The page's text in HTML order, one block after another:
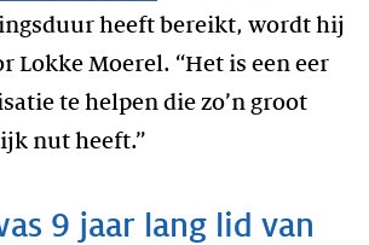
heeft bereikt, wordt hij
Lokke Moerel. “Het is een eer
te helpen die zo’n groot
9 jaar lang lid van